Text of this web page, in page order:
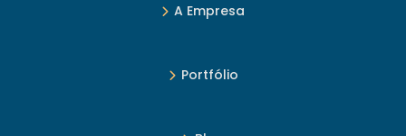
A Empresa
Portfólio